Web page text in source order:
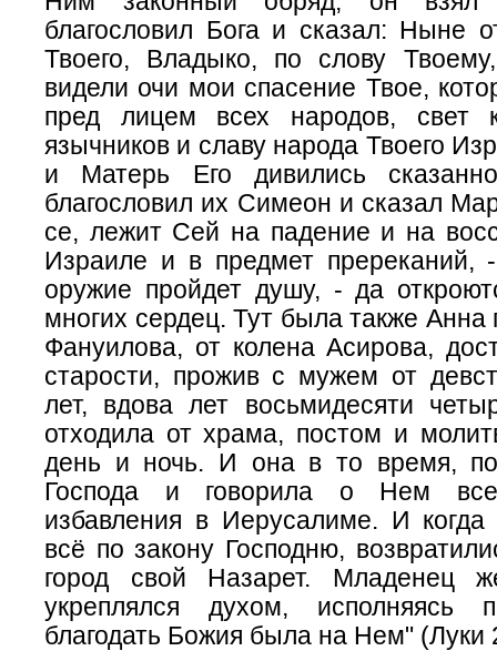
благословил Бога и сказал: Ныне
Твоего, Владыко, по слову
видели очи мои спасение Твое,
пред лицем всех народов, свет
язычников и славу народа Твоего
и Матерь Его дивились
благословил их Симеон и сказал
се, лежит Сей на падение и на
Израиле и в предмет
оружие пройдет душу, - да
многих сердец. Тут была также Анна
Фануилова, от колена Асирова,
старости, прожив с мужем от
лет, вдова лет восьмидесяти
отходила от храма, постом и
день и ночь. И она в то время,
Господа и говорила о Нем
избавления в Иерусалиме. И
всё по закону Господню,
город свой Назарет. Младенец
укреплялся духом, исполняясь
благодать Божия была на Нем" (Луки